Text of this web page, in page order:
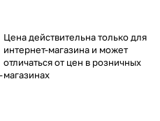
Цена действительна только для
интернет-магазина и может
отличаться от цен в розничных
магазинах